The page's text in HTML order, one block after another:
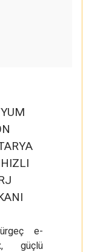
e-
güçlü